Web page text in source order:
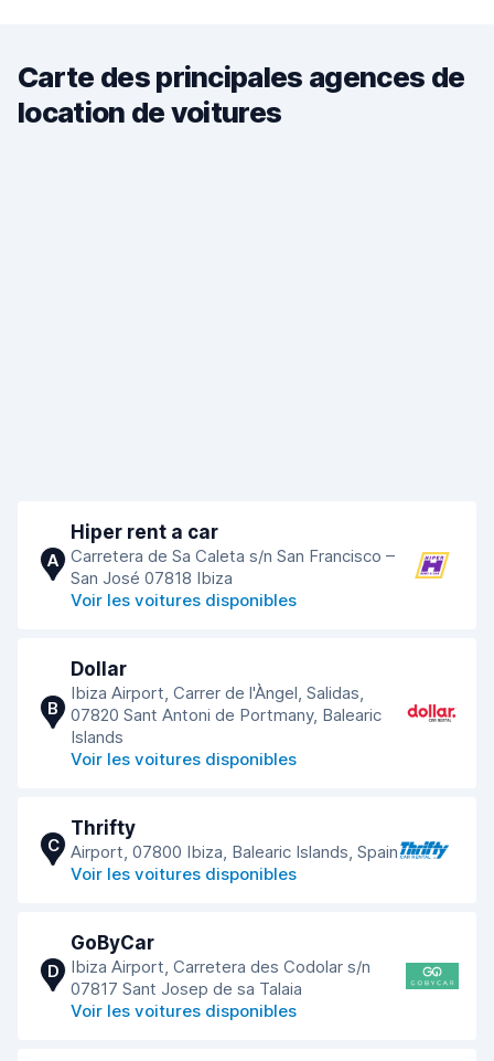
Carte des principales agences de
location de voitures
A
Hiper rent a car
Carretera de Sa Caleta s/n San Francisco –
San José 07818 Ibiza
Voir les voitures disponibles
B
Dollar
Ibiza Airport, Carrer de l'Àngel, Salidas,
07820 Sant Antoni de Portmany, Balearic
Islands
Voir les voitures disponibles
C
Thrifty
Airport, 07800 Ibiza, Balearic Islands, Spain
Voir les voitures disponibles
D
GoByCar
Ibiza Airport, Carretera des Codolar s/n
07817 Sant Josep de sa Talaia
Voir les voitures disponibles